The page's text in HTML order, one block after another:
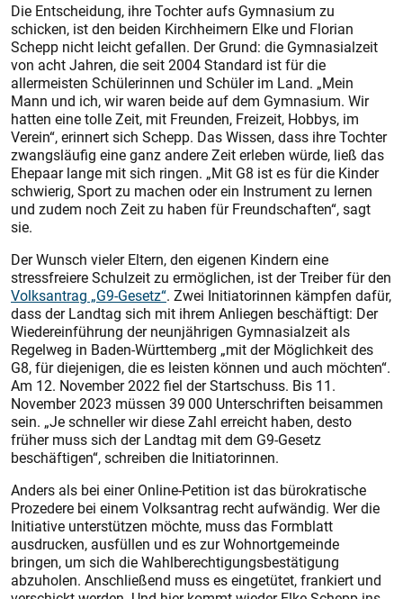
Die Entscheidung, ihre Tochter aufs Gymnasium zu
schicken, ist den beiden Kirchheimern Elke und Florian
Schepp nicht leicht gefallen. Der Grund: die Gymnasialzeit
von acht Jahren, die seit 2004 Standard ist für die
allermeisten Schülerinnen und Schüler im Land. „Mein
Mann und ich, wir waren beide auf dem Gymnasium. Wir
hatten eine tolle Zeit, mit Freunden, Freizeit, Hobbys, im
Verein“, erinnert sich Schepp. Das Wissen, dass ihre Tochter
zwangsläufig eine ganz andere Zeit erleben würde, ließ das
Ehepaar lange mit sich ringen. „Mit G8 ist es für die Kinder
schwierig, Sport zu machen oder ein Instrument zu lernen
und zudem noch Zeit zu haben für Freundschaften“, sagt
sie.
Der Wunsch vieler Eltern, den eigenen Kindern eine
stressfreiere Schulzeit zu ermöglichen, ist der Treiber für den
Volksantrag „G9-Gesetz“. Zwei Initiatorinnen kämpfen dafür,
dass der Landtag sich mit ihrem Anliegen beschäftigt: Der
Wiedereinführung der neunjährigen Gymnasialzeit als
Regelweg in Baden-Württemberg „mit der Möglichkeit des
G8, für diejenigen, die es leisten können und auch möchten“.
Am 12. November 2022 fiel der Startschuss. Bis 11.
November 2023 müssen 39 000 Unterschriften beisammen
sein. „Je schneller wir diese Zahl erreicht haben, desto
früher muss sich der Landtag mit dem G9-Gesetz
beschäftigen“, schreiben die Initiatorinnen.
Anders als bei einer Online-Petition ist das bürokratische
Prozedere bei einem Volksantrag recht aufwändig. Wer die
Initiative unterstützen möchte, muss das Formblatt
ausdrucken, ausfüllen und es zur Wohnortgemeinde
bringen, um sich die Wahlberechtigungsbestätigung
abzuholen. Anschließend muss es eingetütet, frankiert und